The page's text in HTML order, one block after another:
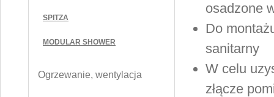
SPITZA
MODULAR SHOWER
Ogrzewanie, wentylacja
osadzone
Do
sanitarny
W celu
złącze